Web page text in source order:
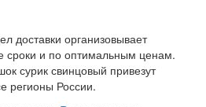
доставки организовывает
сроки и по оптимальным ценам.
сурик свинцовый привезут
регионы России.